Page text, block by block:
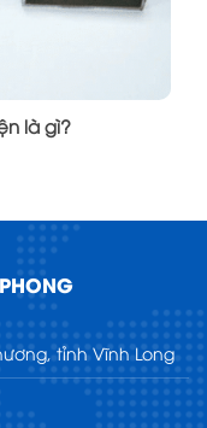
là gì?
tỉnh Vĩnh Long